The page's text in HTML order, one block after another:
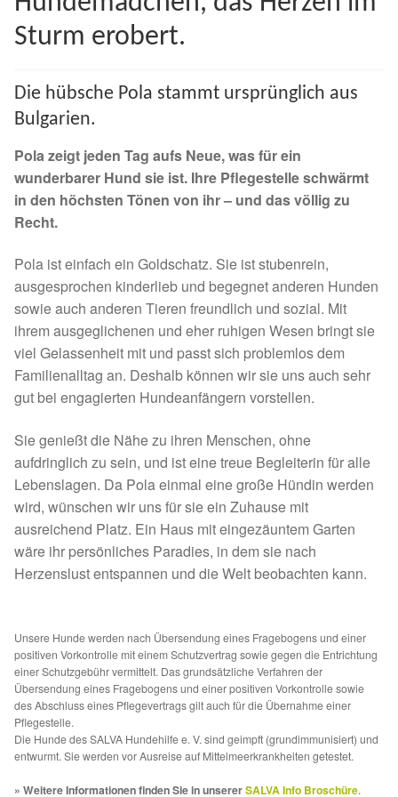
Spenden 2023
Januar bis Juni 2023
Spenden 2022
Juli bis Dezember 2022
Januar bis Juni 2022
Spenden 2021
Juli bis Dezember 2021
Fördermitgliedschaft
Tierschutz
Auslandstierschutz
Schutzgebühr
Notnasen in Deutschland
Notnasen noch im Ausland
Notnasen mit Handicap
Sturm erobert.
Die hübsche Pola stammt ursprünglich aus
Bulgarien.
Pola zeigt jeden Tag aufs Neue, was für ein
wunderbarer Hund sie ist. Ihre Pflegestelle schwärmt
in den höchsten Tönen von ihr – und das völlig zu
Recht.
Pola ist einfach ein Goldschatz. Sie ist stubenrein,
ausgesprochen kinderlieb und begegnet anderen Hunden
sowie auch anderen Tieren freundlich und sozial. Mit
ihrem ausgeglichenen und eher ruhigen Wesen bringt sie
viel Gelassenheit mit und passt sich problemlos dem
Familienalltag an. Deshalb können wir sie uns auch sehr
gut bei engagierten Hundeanfängern vorstellen.
Sie genießt die Nähe zu ihren Menschen, ohne
aufdringlich zu sein, und ist eine treue Begleiterin für alle
Lebenslagen. Da Pola einmal eine große Hündin werden
wird, wünschen wir uns für sie ein Zuhause mit
ausreichend Platz. Ein Haus mit eingezäuntem Garten
wäre ihr persönliches Paradies, in dem sie nach
Herzenslust entspannen und die Welt beobachten kann.
Unsere Hunde werden nach Übersendung eines Fragebogens und einer
positiven Vorkontrolle mit einem Schutzvertrag sowie gegen die Entrichtung
einer Schutzgebühr vermittelt. Das grundsätzliche Verfahren der
Übersendung eines Fragebogens und einer positiven Vorkontrolle sowie
des Abschluss eines Pflegevertrags gilt auch für die Übernahme einer
Pflegestelle.
Die Hunde des SALVA Hundehilfe e. V. sind geimpft (grundimmunisiert) und
entwurmt. Sie werden vor Ausreise auf Mittelmeerkrankheiten getestet.
» Weitere Informationen finden Sie in unsererSALVA Info Broschüre.